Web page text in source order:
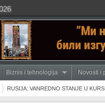
Biznis i tehnologija Novosti i
RUSIJA: VANREDNO STANJE U